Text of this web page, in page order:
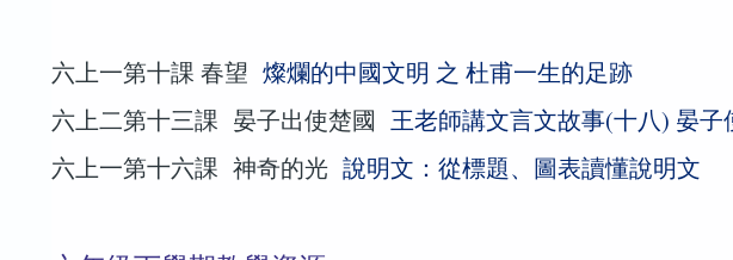
六上一第十課 春望燦爛的中國文明 之 杜甫一生的足跡
六上二第十三課 晏子出使楚國王老師講文言文故事(十八) 晏子
六上一第十六課 神奇的光說明文：從標題、圖表讀懂說明文